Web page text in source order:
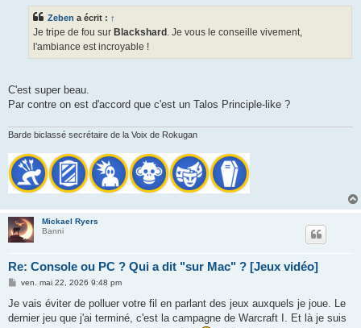
Zeben a écrit : ↑
Je tripe de fou sur Blackshard . Je vous le conseille vivement,
l'ambiance est incroyable !
C'est super beau.
Par contre on est d'accord que c'est un Talos Principle-like ?
Barde biclassé secrétaire de la Voix de Rokugan
Mickael Ryers
Banni
Re: Console ou PC ? Qui a dit "sur Mac" ? [Jeux vidéo]
M
s
a
ven. mai 22, 2026 9:48 pm
Je vais éviter de polluer votre fil en parlant des jeux auxquels je joue. Le
dernier jeu que j'ai terminé, c'est la campagne de Warcraft I. Et là je suis